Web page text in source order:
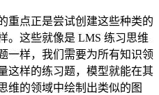
点正是尝试创建这些种类的
这些就像是 LMS 练习思维
一样，我们需要为所有知识领
这样的练习题，模型就能在其
维的领域中绘制出类似的图